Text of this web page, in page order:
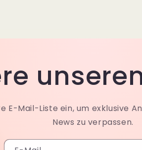
E-Mail-Liste ein, um exklusive
News zu verpassen.